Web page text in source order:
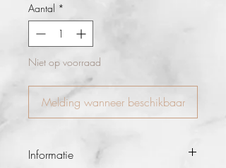
Aantal *
Niet op voorraad
Melding wanneer beschikbaar
Informatie